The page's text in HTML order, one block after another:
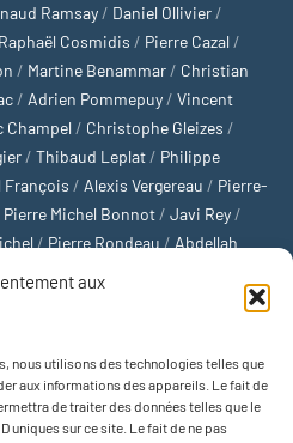
aux
nous utilisons des technologies telles que
aux informations des appareils. Le fait de
de traiter des données telles que le
uniques sur ce site. Le fait de ne pas
Ramsay / Daniel Ollivier /
Raphaël Cosmidis / Pierre Cazal /
/ Martine Benammar / Christian
/ Adrien Pommepuy / Vincent
Champel / Christophe Gleizes /
/ Thibaud Leplat / Philippe
François / Alexis Vergereau / Pierre-
Pierre Michel Bonnot / Javi Rey /
/ Pierre Rondeau / Abdellah
/Jeux olympiques/Rugby/
/Tennis/Bateaux/Formule 1/
/Marathon/Trail/Automobile